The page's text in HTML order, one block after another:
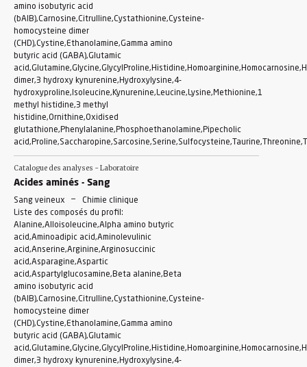
amino isobutyric acid
(bAIB),Carnosine,Citrulline,Cystathionine,Cysteine-
homocysteine dimer
(CHD),Cystine,Ethanolamine,Gamma amino
butyric acid (GABA),Glutamic
dimer,3 hydroxy kynurenine,Hydroxylysine,4-
hydroxyproline,Isoleucine,Kynurenine,Leucine,Lysine,Methionine,1
methyl histidine,3 methyl
histidine,Ornithine,Oxidised
glutathione,Phenylalanine,Phosphoethanolamine,Pipecholic
Catalogue des analyses - Laboratoire
Acides aminés - Sang
Sang veineux -
Chimie clinique
Liste des composés du profil:
Alanine,Alloisoleucine,Alpha amino butyric
acid,Aminoadipic acid,Aminolevulinic
acid,Anserine,Arginine,Arginosuccinic
acid,Asparagine,Aspartic
acid,Aspartylglucosamine,Beta alanine,Beta
amino isobutyric acid
(bAIB),Carnosine,Citrulline,Cystathionine,Cysteine-
homocysteine dimer
(CHD),Cystine,Ethanolamine,Gamma amino
butyric acid (GABA),Glutamic
dimer,3 hydroxy kynurenine,Hydroxylysine,4-